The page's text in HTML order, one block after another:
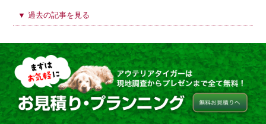
▼ 過去の記事を見る